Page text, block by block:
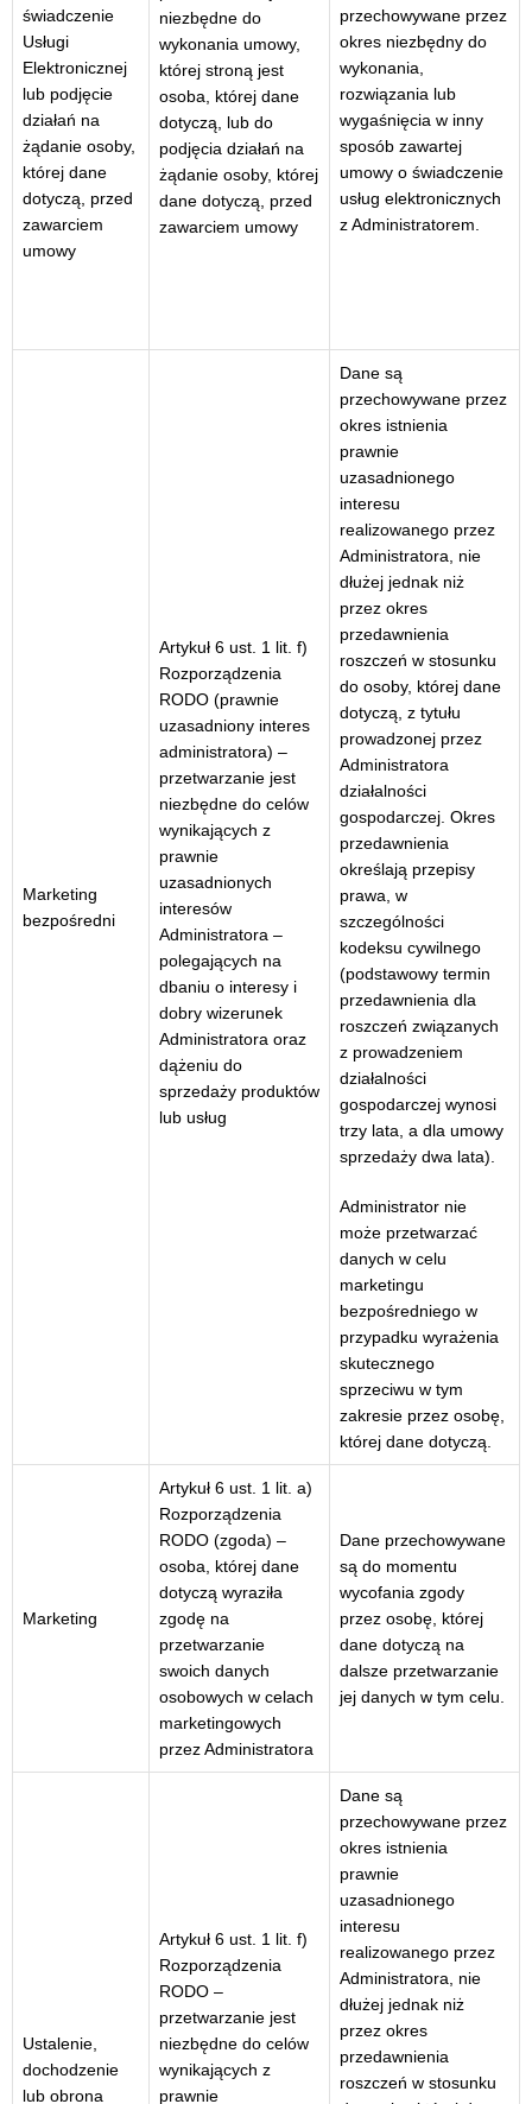
świadczenie
Usługi
Elektronicznej
lub podjęcie
działań na
żądanie osoby,
której dane
dotyczą, przed
zawarciem
umowy
niezbędne do
wykonania umowy,
której stroną jest
osoba, której dane
dotyczą, lub do
podjęcia działań na
żądanie osoby, której
dane dotyczą, przed
zawarciem umowy
przechowywane przez
okres niezbędny do
wykonania,
rozwiązania lub
wygaśnięcia w inny
sposób zawartej
umowy o świadczenie
usług elektronicznych
z Administratorem.
Marketing
bezpośredni
Artykuł 6 ust. 1 lit. f)
Rozporządzenia
RODO (prawnie
uzasadniony interes
administratora) –
przetwarzanie jest
niezbędne do celów
wynikających z
prawnie
uzasadnionych
interesów
Administratora –
polegających na
dbaniu o interesy i
dobry wizerunek
Administratora oraz
dążeniu do
sprzedaży produktów
lub usług
Dane są
przechowywane przez
okres istnienia
prawnie
uzasadnionego
interesu
realizowanego przez
Administratora, nie
dłużej jednak niż
przez okres
przedawnienia
roszczeń w stosunku
do osoby, której dane
dotyczą, z tytułu
prowadzonej przez
Administratora
działalności
gospodarczej. Okres
przedawnienia
określają przepisy
prawa, w
szczególności
kodeksu cywilnego
(podstawowy termin
przedawnienia dla
roszczeń związanych
z prowadzeniem
działalności
gospodarczej wynosi
trzy lata, a dla umowy
sprzedaży dwa lata).
Administrator nie
może przetwarzać
danych w celu
marketingu
bezpośredniego w
przypadku wyrażenia
skutecznego
sprzeciwu w tym
zakresie przez osobę,
której dane dotyczą.
Marketing
Artykuł 6 ust. 1 lit. a)
Rozporządzenia
RODO (zgoda) –
osoba, której dane
dotyczą wyraziła
zgodę na
przetwarzanie
swoich danych
osobowych w celach
marketingowych
przez Administratora
Dane przechowywane
są do momentu
wycofania zgody
przez osobę, której
dane dotyczą na
dalsze przetwarzanie
jej danych w tym celu.
Ustalenie,
dochodzenie
lub obrona
Artykuł 6 ust. 1 lit. f)
Rozporządzenia
RODO –
przetwarzanie jest
niezbędne do celów
wynikających z
prawnie
Dane są
przechowywane przez
okres istnienia
prawnie
uzasadnionego
interesu
realizowanego przez
Administratora, nie
dłużej jednak niż
przez okres
przedawnienia
roszczeń w stosunku